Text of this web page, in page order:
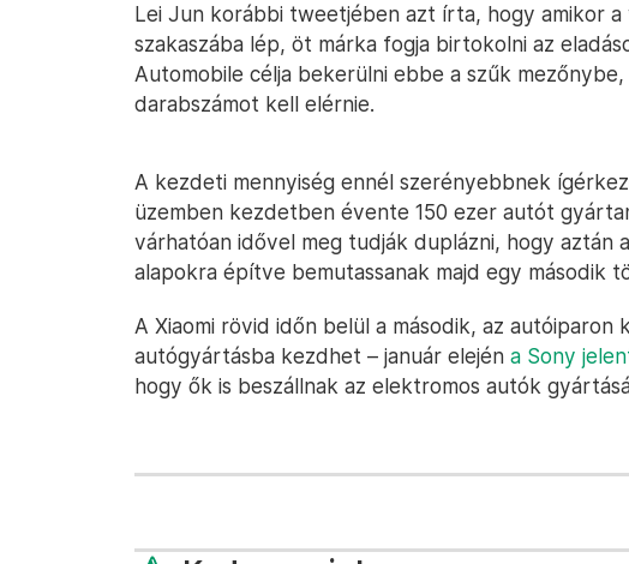
Lei Jun korábbi tweetjében azt írta, hogy amikor
szakaszába lép, öt márka fogja birtokolni az
Automobile célja bekerülni ebbe a szűk mezőnybe,
darabszámot kell elérnie.
A kezdeti mennyiség ennél szerényebbnek
üzemben kezdetben évente 150 ezer autót
várhatóan idővel meg tudják duplázni, hogy aztán
alapokra építve bemutassanak majd egy második
A Xiaomi rövid időn belül a második, az autóiparon
autógyártásba kezdhet – január elején a Sony
hogy ők is beszállnak az elektromos autók